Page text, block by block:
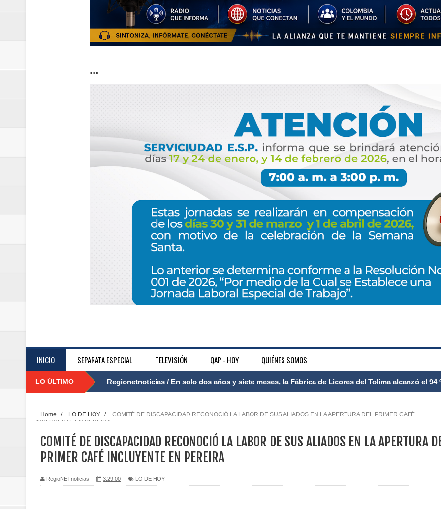
...
...
INICIO SEPARATA ESPECIAL TELEVISIÓN QAP - HOY QUIÉNES SOMOS
LO ÚLTIMO Regionetnoticias / El Aeropuerto Internacional Matecaña fortalece su conectividad con una
Regionetnoticias / Caldas fortalece el Mecanismo Articulador Departamental para el abordaje de
Home / LO DE HOY /
COMITÉ DE DISCAPACIDAD RECONOCIÓ LA LABOR DE SUS ALIADOS EN LA APERTURA DEL PRIMER CAFÉ
INCLUYENTE EN PEREIRA
COMITÉ DE DISCAPACIDAD RECONOCIÓ LA LABOR DE SUS ALIADOS EN LA APERTURA
PRIMER CAFÉ INCLUYENTE EN PEREIRA
RegioNETnoticias 3:29:00 LO DE HOY